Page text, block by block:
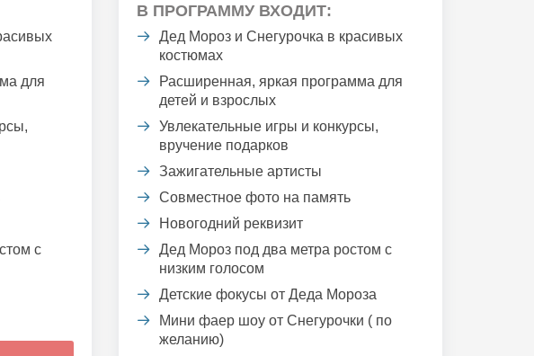
для
с
В ПРОГРАММУ ВХОДИТ:
Дед Мороз и Снегурочка в красивых
костюмах
Расширенная, яркая программа для
детей и взрослых
Увлекательные игры и конкурсы,
вручение подарков
Зажигательные артисты
Совместное фото на память
Новогодний реквизит
Дед Мороз под два метра ростом с
низким голосом
Детские фокусы от Деда Мороза
Мини фаер шоу от Снегурочки ( по
желанию)